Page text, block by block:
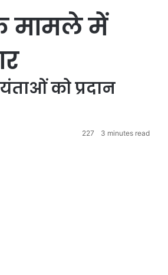
मामले में
को प्रदान
227 3 minutes read